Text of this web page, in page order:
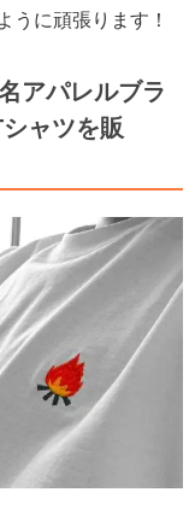
に頑張ります！
アパレルブラ
ャツを販